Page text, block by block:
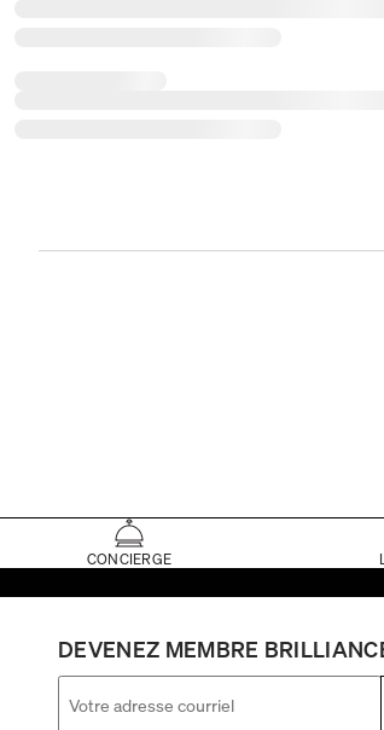
CONCIERGE
DEVENEZ MEMBRE